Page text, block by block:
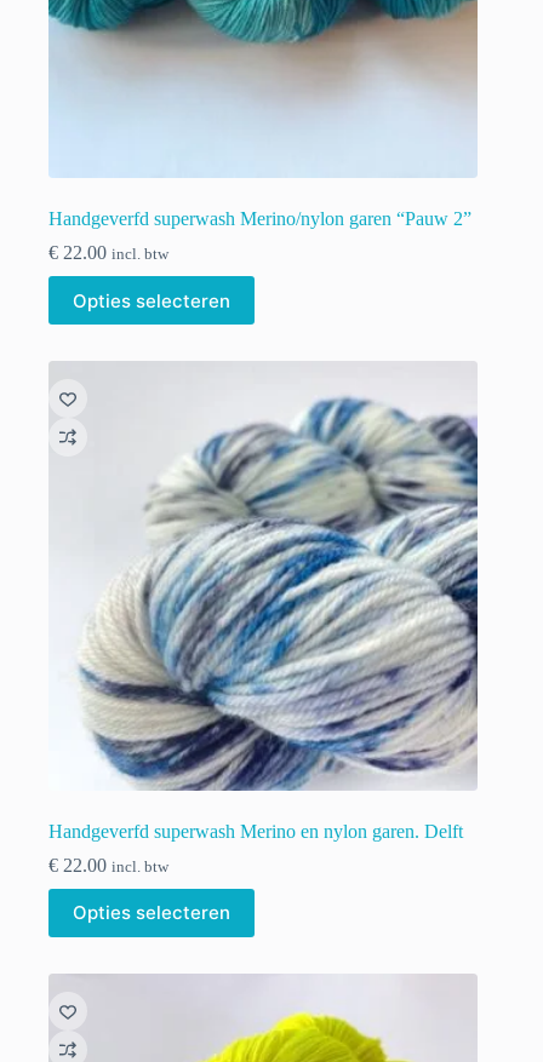
Handgeverfd superwash Merino/nylon garen “Pauw 2”
€ 22.00 incl. btw
Opties selecteren
product
heeft
Deze
kan
Handgeverfd superwash Merino en nylon garen. Delft
€ 22.00 incl. btw
Opties selecteren
Dit
product
heeft
Deze
kan